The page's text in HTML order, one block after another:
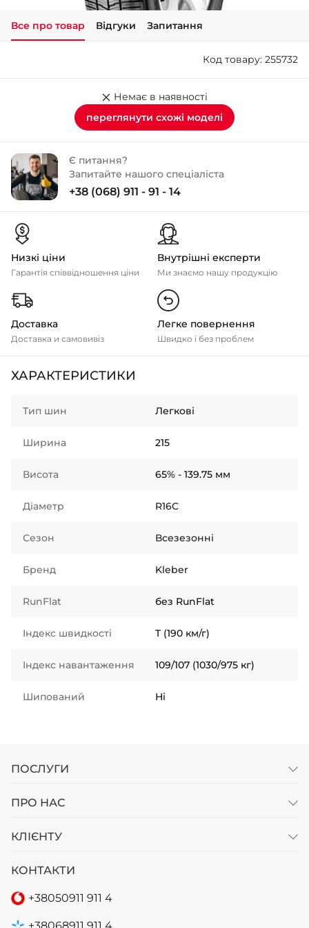
+38 (050)-911-911-2
+38 (099)-643-33-77
+38 (068)-923-74-19
- Калинова
Все про товар Відгуки Запитання
Код товару: 255732
Немає в наявності
переглянути схожі моделі
Є питання?
Запитайте нашого спеціаліста
+38 (068) 911 - 91 - 14
Низкі ціни
Гарантія співвідношення ціни
Внутрішні експерти
Ми знаємо нашу продукцію
Доставка
Доставка и самовивіз
Легке повернення
Швидко і без проблем
ХАРАКТЕРИСТИКИ
Тип шин Легкові
Ширина 215
Висота 65% - 139.75 мм
Діаметр R16C
Сезон Всезезонні
Бренд Kleber
RunFlat без RunFlat
Індекс швидкості T (190 км/г)
Індекс навантаження 109/107 (1030/975 кг)
Шипований Ні
ПОСЛУГИ
ПРО НАС
КЛІЄНТУ
КОНТАКТИ
+38050911 911 4